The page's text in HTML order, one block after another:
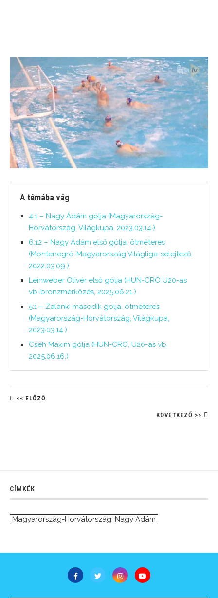
A témába vág
4:1 – Nagy Ádám gólja (Magyarország-
Horvátország, Világkupa, 2023.03.14.)
6:12 – Nagy Ádám első gólja, ötméteres
(Montenegró-Magyarország Világliga-selejtező,
2022.03.09.)
Leinweber Olivér első gólja (HUN-CRO U20-as
vb-bronzmérkőzés, 2025.06.21.)
5:1 – Zalánki második gólja, ötméteres
(Magyarország-Horvátország, Világkupa,
2023.03.14.)
Cseh Maxim gólja (HUN-CRO, U20-as vb,
2025.06.16.)
<< ELŐZŐ
KÖVETKEZŐ >>
CÍMKÉK
Magyarország-Horvátország, Nagy Ádám